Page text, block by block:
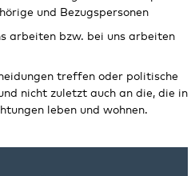
und Bezugspersonen
arbeiten bzw. bei uns arbeiten
treffen oder politische
nicht zuletzt auch an die, die in
leben und wohnen.